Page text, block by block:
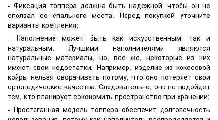
- Фиксация топпера должна быть надежной, чтобы он не
сползал со спального места. Перед покупкой уточните
варианты крепления;
- Наполнение может быть как искусственным, так и
натуральным. Лучшими наполнителями являются
натуральные материалы, но, все же, некоторые из них
имеют свои недостатки. Например, изделие из кокосовой
койры нельзя сворачивать потому, что оно потеряет свои
ортопедические качества. Следовательно, оно не подойдет
тем, кто планирует сэкономить пространство при хранении;
- Простеганная модель топпера обеспечит долговечность